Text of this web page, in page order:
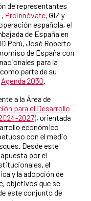
de representantes
, ProInnóvate, GIZ y
española, el
de España en
Perú, José Roberto
de España con
para la
parte de su
Agenda 2030.
a la Área de
para el Desarrollo
2027), orientada
económico
con el medio
Desde este
por el
el
y la adopción de
objetivos que se
este conjunto de